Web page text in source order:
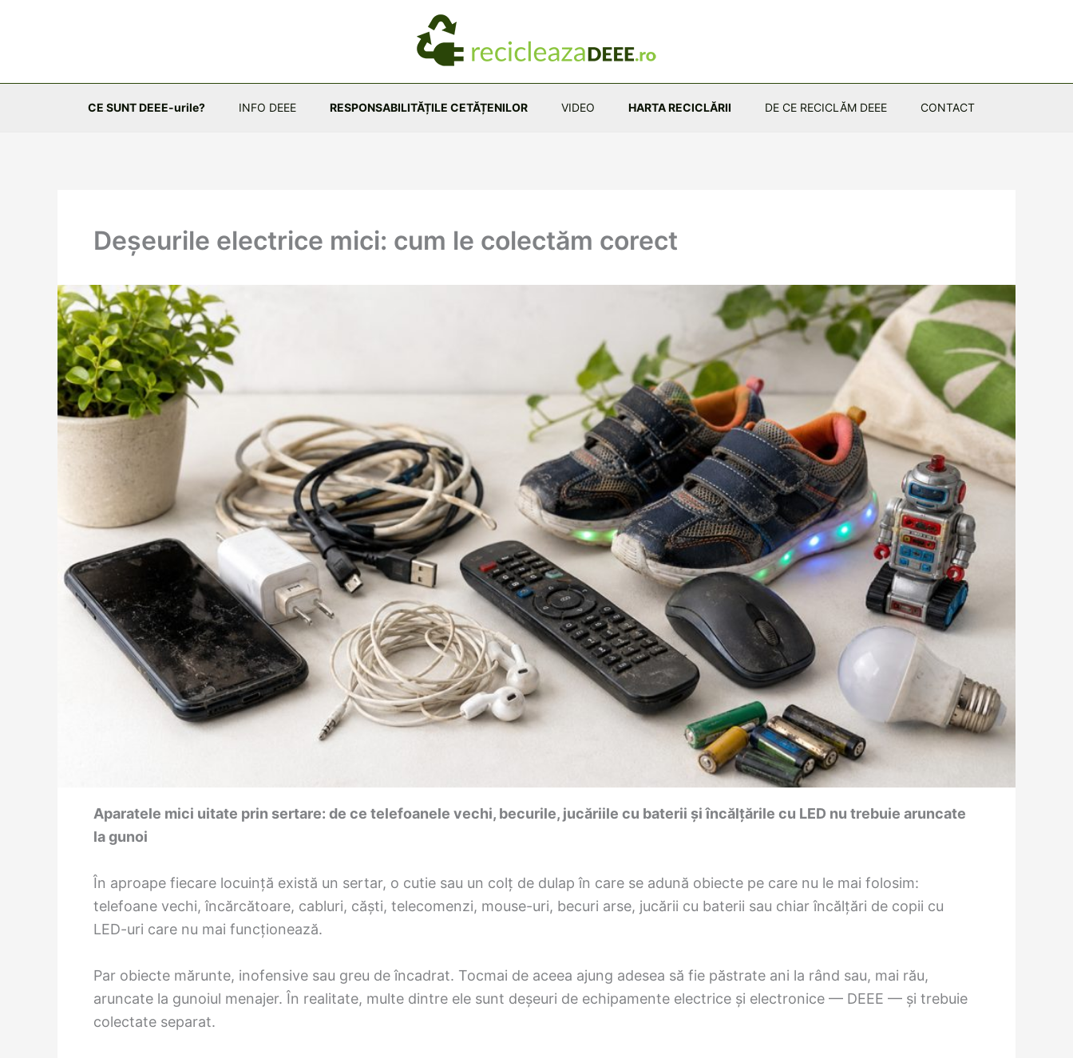
CE SUNT DEEE-urile? INFO DEEE RESPONSABILITĂȚILE CETĂȚENILOR VIDEO HARTA RECICLĂRII DE CE RECICLĂM DEEE CONTACT
Deșeurile electrice mici: cum le colectăm corect
Aparatele mici uitate prin sertare: de ce telefoanele vechi, becurile, jucăriile cu baterii și încălțările cu LED nu trebuie aruncate
la gunoi
În aproape fiecare locuință există un sertar, o cutie sau un colț de dulap în care se adună obiecte pe care nu le mai folosim:
telefoane vechi, încărcătoare, cabluri, căști, telecomenzi, mouse-uri, becuri arse, jucării cu baterii sau chiar încălțări de copii cu
LED-uri care nu mai funcționează.
Par obiecte mărunte, inofensive sau greu de încadrat. Tocmai de aceea ajung adesea să fie păstrate ani la rând sau, mai rău,
aruncate la gunoiul menajer. În realitate, multe dintre ele sunt deșeuri de echipamente electrice și electronice — DEEE — și trebuie
colectate separat.